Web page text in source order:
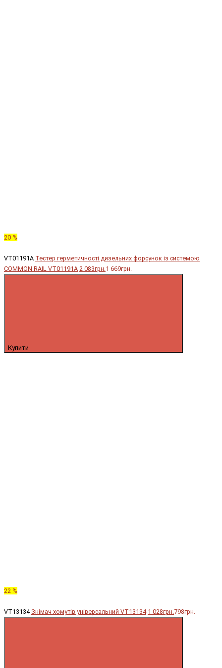
20 %
VT01191A Тестер герметичності дизельних форсунок із системою
COMMON RAIL VT01191A 2 083грн.1 669грн.
Купити
22 %
VT13134 Знімач хомутів універсальний VT13134 1 028грн.798грн.